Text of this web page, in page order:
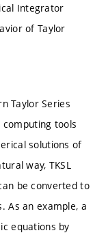
Integrator
of Taylor
Taylor Series
tools
solutions of
way, TKSL
be converted to
As an example, a
equations by